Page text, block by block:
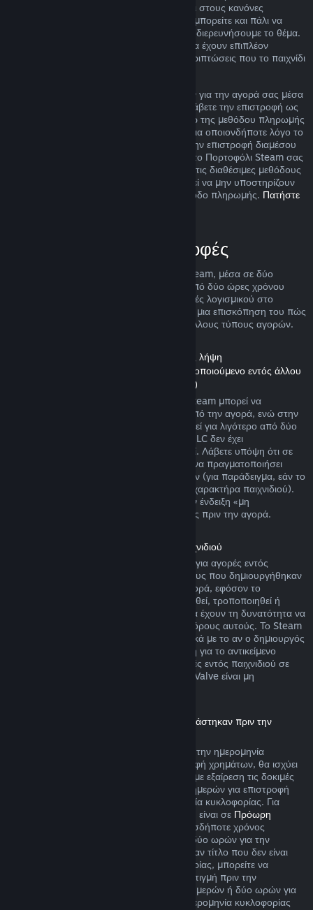
ακόμα και αν η περίπτωσή σας δεν εμπίπτει στους κανόνες
επιστροφής χρημάτων που περιγράφουμε, μπορείτε και πάλι να
ζητήσετε επιστροφή χρημάτων και εμείς θα διερευνήσουμε το θέμα.
Σε ορισμένες περιοχές, οι πελάτες μπορεί να έχουν επιπλέον
δικαιώματα για επιστροφή χρημάτων σε περιπτώσεις που το παιχνίδι
Θα σας δοθεί πλήρης επιστροφή χρημάτων για την αγορά σας μέσα
σε μια βδομάδα από την έγκρισή της. Θα λάβετε την επιστροφή ως
χρήματα στο Πορτοφόλι Steam σας ή μέσω της μεθόδου πληρωμής
που χρησιμοποιήσατε για την αγορά. Εάν για οποιονδήποτε λόγο το
Steam δεν μπορέσει να πραγματοποιήσει την επιστροφή διαμέσου
της αρχικής σας μεθόδου πληρωμής, τότε το Πορτοφόλι Steam σας
θα πιστωθεί το πλήρες ποσό. Κάποιες από τις διαθέσιμες μεθόδους
πληρωμής του Steam στη χώρα σας μπορεί να μην υποστηρίζουν
επιστροφές αγορών πίσω στην αρχική μέθοδο πληρωμής. Πατήστε
Πότε ισχύουν οι επιστροφές
Η προσφορά επιστροφής χρημάτων του Steam, μέσα σε δύο
βδομάδες από την αγορά και με λιγότερο από δύο ώρες χρόνου
παιχνιδιού, ισχύει για παιχνίδια και εφαρμογές λογισμικού στο
Κατάστημα Steam. Εδώ μπορείτε να βρείτε μια επισκόπηση του πώς
λειτουργούν οι επιστροφές χρημάτων για άλλους τύπους αγορών.
Επιστροφή χρημάτων σε Περιεχόμενο προς λήψη
(Περιεχόμενο Καταστήματος Steam χρησιμοποιούμενο εντός άλλου
παιχνιδιού ή εφαρμογής λογισμικού, «DLC»)
DLC που αγοράστηκε από το Κατάστημα Steam μπορεί να
επιστραφεί μέσα σε δεκατέσσερις ημέρες από την αγορά, ενώ στην
περίπτωση που ο σχετικός τίτλος έχει παιχτεί για λιγότερο από δύο
ώρες από την αγορά του DLC, εφόσον το DLC δεν έχει
χρησιμοποιηθεί, τροποποιηθεί ή μεταφερθεί. Λάβετε υπόψη ότι σε
μερικές περιπτώσεις, το Steam δεν μπορεί να πραγματοποιήσει
επιστροφή χρημάτων για κάποια DLC τρίτων (για παράδειγμα, εάν το
DLC αυξάνει ανεπιστρεπτί το επίπεδο ενός χαρακτήρα παιχνιδιού).
Αυτές οι εξαιρέσεις θα φέρουν ευκρινώς την ένδειξη «μη
επιστρέψιμο» στη σελίδα του Καταστήματος πριν την αγορά.
Επιστροφή χρημάτων σε αγορές εντός παιχνιδιού
Το Steam προσφέρει επιστροφή χρημάτων για αγορές εντός
παιχνιδιού σε οποιονδήποτε από τους τίτλους που δημιουργήθηκαν
από τη Valve μέσα σε 48 ώρες από την αγορά, εφόσον το
αντικείμενο παιχνιδιού δεν έχει χρησιμοποιηθεί, τροποποιηθεί ή
μεταφερθεί. Δημιουργοί τρίτων εταιρειών θα έχουν τη δυνατότητα να
επιτρέψουν αντικείμενα παιχνιδιού με τους όρους αυτούς. Το Steam
θα σας ειδοποιεί την ώρα της αγοράς σχετικά με το αν ο δημιουργός
παιχνιδιού επέλεξε να προσφέρει επιστροφή για το αντικείμενο
παιχνιδιού που αγοράζετε. Ειδάλλως, αγορές εντός παιχνιδιού σε
παιχνίδια που δεν δημιουργήθηκαν από τη Valve είναι μη
Επιστροφή χρημάτων για τίτλους που αγοράστηκαν πριν την
Όταν αγοράζετε έναν τίτλο στο Steam πριν την ημερομηνία
κυκλοφορίας του, όσον αφορά την επιστροφή χρημάτων, θα ισχύει
το όριο των δύο ωρών χρόνου παιχνιδιού (με εξαίρεση τις δοκιμές
εκδόσεων βήτα), αλλά η περίοδος των 14 ημερών για επιστροφή
χρημάτων δεν θα ξεκινά πριν την ημερομηνία κυκλοφορίας. Για
παράδειγμα, αν αγοράσετε ένα παιχνίδι που είναι σε Πρόωρη
, οποιοσδήποτε χρόνος
παιχνιδιού θα προσμετράται στο όριο των δύο ωρών για την
επιστροφή χρημάτων. Αν προαγοράσετε έναν τίτλο που δεν είναι
λειτουργικός πριν την ημερομηνία κυκλοφορίας, μπορείτε να
ζητήσετε επιστροφή χρημάτων ανά πάσα στιγμή πριν την
κυκλοφορία του και η τυπική περίοδος 14 ημερών ή δύο ωρών για
επιστροφή χρημάτων θα ισχύει από την ημερομηνία κυκλοφορίας